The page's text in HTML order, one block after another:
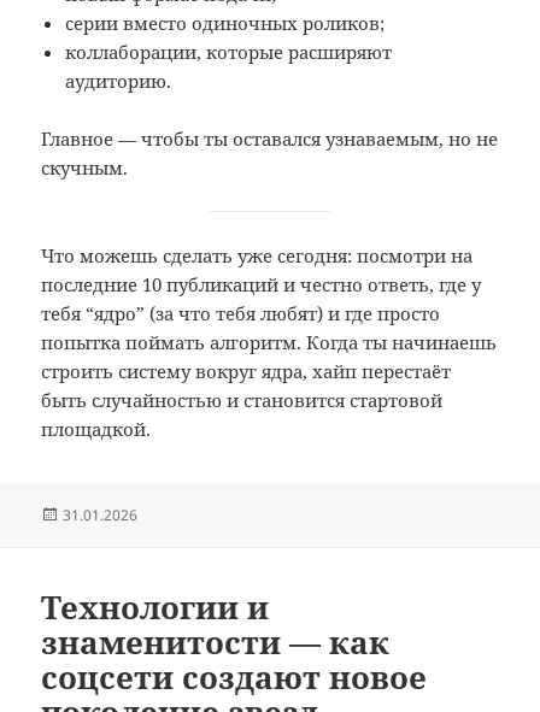
серии вместо одиночных роликов;
коллаборации, которые расширяют
аудиторию.
Главное — чтобы ты оставался узнаваемым, но не
скучным.
Что можешь сделать уже сегодня: посмотри на
последние 10 публикаций и честно ответь, где у
тебя “ядро” (за что тебя любят) и где просто
попытка поймать алгоритм. Когда ты начинаешь
строить систему вокруг ядра, хайп перестаёт
быть случайностью и становится стартовой
площадкой.
Опубликовано
31.01.2026
Технологии и
знаменитости — как
соцсети создают новое